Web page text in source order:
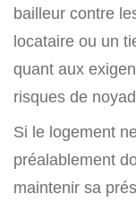
bailleur contre
locataire ou un
quant aux
risques de
Si le logement
préalablement
maintenir sa